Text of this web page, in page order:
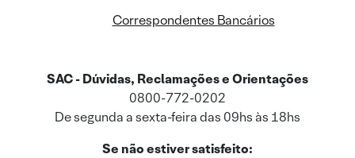
Correspondentes Bancários
SAC - Dúvidas, Reclamações e Orientações
0800-772-0202
De segunda a sexta-feira das 09hs às 18hs
Se não estiver satisfeito: